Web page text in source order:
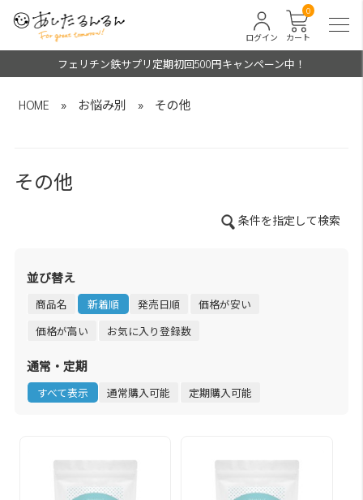
カート
0
ログイン
フェリチン鉄サプリ定期初回500円キャンペーン中！
HOME » お悩み別 » その他
その他
条件を指定して検索
並び替え
商品名 新着順 発売日順
価格が安い
価格が高い
お気に入り登録数
通常・定期
すべて表示 通常購入可能 定期購入可能